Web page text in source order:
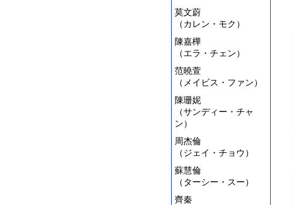
莫文蔚
（カレン・モク）
陳嘉樺
（エラ・チェン）
范曉萱
（メイビス・ファン）
陳珊妮
（サンディー・チャ
ン）
周杰倫
（ジェイ・チョウ）
蘇慧倫
（ターシー・スー）
齊秦